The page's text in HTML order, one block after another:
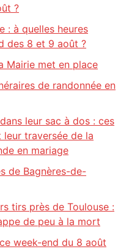
?
: à quelles heures
des 8 et 9 août ?
Mairie met en place
de randonnée en
leur sac à dos : ces
leur traversée de la
en mariage
de Bagnères-de-
tirs près de Toulouse :
de peu à la mort
week-end du 8 août